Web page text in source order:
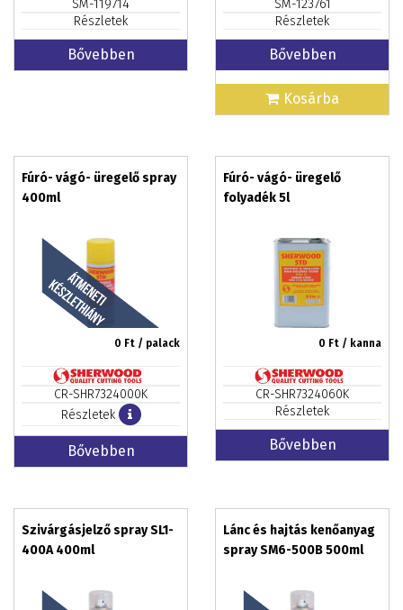
SM-119714
Részletek
Bővebben
SM-123761
Részletek
Bővebben
Kosárba
Fúró- vágó- üregelő spray
400ml
0 Ft / palack
CR-SHR7324000K
Részletek
Bővebben
Fúró- vágó- üregelő
folyadék 5l
0 Ft / kanna
CR-SHR7324060K
Részletek
Bővebben
Szivárgásjelző spray SL1-
400A 400ml
Lánc és hajtás kenőanyag
spray SM6-500B 500ml